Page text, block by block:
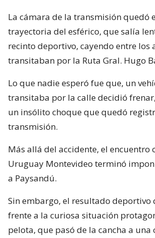
La cámara de la transmisión quedó
trayectoria del esférico, que salía
recinto deportivo, cayendo entre los
transitaban por la Ruta Gral. Hugo
Lo que nadie esperó fue que, un
transitaba por la calle decidió
un insólito choque que quedó
transmisión.
Más allá del accidente, el encuentro
Uruguay Montevideo terminó
a Paysandú.
Sin embargo, el resultado deportivo
frente a la curiosa situación
pelota, que pasó de la cancha a una